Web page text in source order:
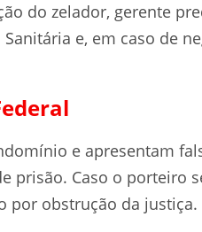
do zelador, gerente
e, em caso de
e apresentam
prisão. Caso o porteiro
por obstrução da justiça.